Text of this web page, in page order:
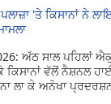
'ਤੇ ਕਿਸਾਨਾਂ ਨੇ
ਅੱਠ ਸਾਲ ਪਹਿਲਾਂ
ਵੱਲੋਂ ਨੈਸ਼ਨਲ
ਲਾ ਕੇ ਅਨੋਖਾ